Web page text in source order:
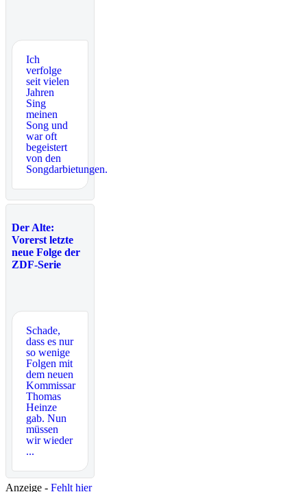
Ich
verfolge
seit vielen
Jahren
Sing
meinen
Song und
war oft
begeistert
von den
Songdarbietungen.
Der Alte:
Vorerst letzte
neue Folge der
ZDF-Serie
Schade,
dass es nur
so wenige
Folgen mit
dem neuen
Kommissar
Thomas
Heinze
gab. Nun
müssen
wir wieder
...
Anzeige - Fehlt hier